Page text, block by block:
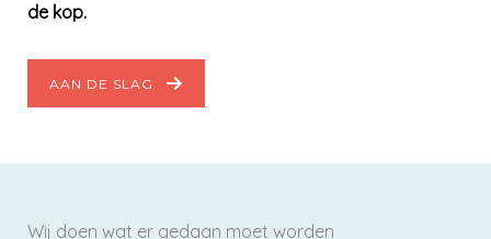
de kop.
AAN DE SLAG
Wij doen wat er gedaan moet worden